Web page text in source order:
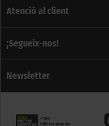
Atenció al client
¡Segueix-nos!
Newsletter